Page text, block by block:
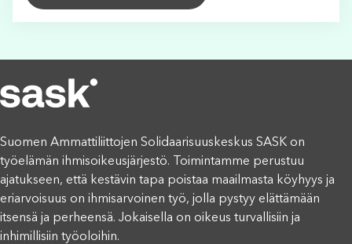
Suomen Ammattiliittojen Solidaarisuuskeskus SASK on
työelämän ihmisoikeusjärjestö. Toimintamme perustuu
ajatukseen, että kestävin tapa poistaa maailmasta köyhyys ja
eriarvoisuus on ihmisarvoinen työ, jolla pystyy elättämään
itsensä ja perheensä. Jokaisella on oikeus turvallisiin ja
inhimillisiin työoloihin.